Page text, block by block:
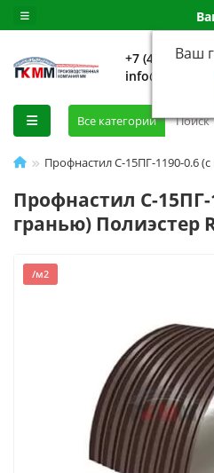
Ваш
+7 (499) 648-
Все категории
Профнастил С-15ПГ-1190-0.6
Профнастил С-15ПГ-
гранью) Полиэстер
/м2